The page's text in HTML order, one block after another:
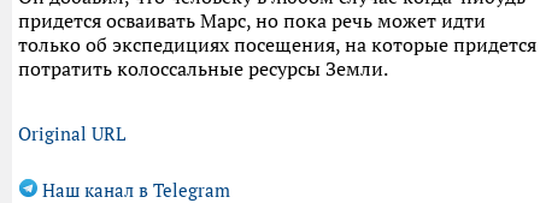
придется осваивать Марс, но пока речь может идти
только об экспедициях посещения, на которые придется
потратить колоссальные ресурсы Земли.
Original URL
Наш канал в Telegram